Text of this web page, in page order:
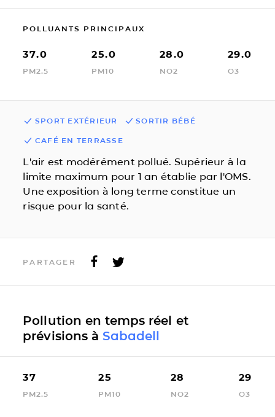
POLLUANTS PRINCIPAUX
37.0
PM2.5
25.0
PM10
28.0
NO2
29.0
O3
SPORT EXTÉRIEUR SORTIR BÉBÉ
CAFÉ EN TERRASSE
L'air est modérément pollué. Supérieur à la
limite maximum pour 1 an établie par l'OMS.
Une exposition à long terme constitue un
risque pour la santé.
PARTAGER
Pollution en temps réel et
prévisions à Sabadell
37
PM2.5
25
PM10
28
NO2
29
O3